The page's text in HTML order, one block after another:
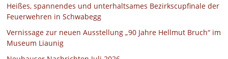
Heißes, spannendes und unterhaltsames Bezirkscupfinale der
Feuerwehren in Schwabegg
Vernissage zur neuen Ausstellung „90 Jahre Hellmut Bruch“ im
Museum Liaunig